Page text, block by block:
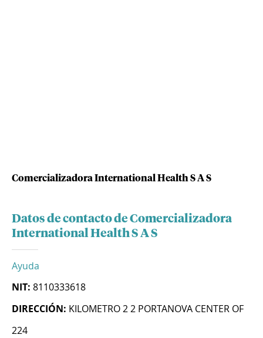
Comercializadora International Health S A S
Datos de contacto de Comercializadora
International Health S A S
Ayuda
NIT: 8110333618
DIRECCIÓN: KILOMETRO 2 2 PORTANOVA CENTER OF
224